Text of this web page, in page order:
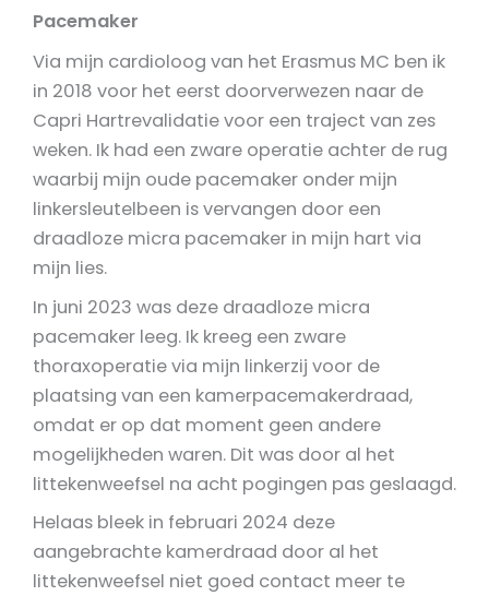
Pacemaker
Via mijn cardioloog van het Erasmus MC ben ik
in 2018 voor het eerst doorverwezen naar de
Capri Hartrevalidatie voor een traject van zes
weken. Ik had een zware operatie achter de rug
waarbij mijn oude pacemaker onder mijn
linkersleutelbeen is vervangen door een
draadloze micra pacemaker in mijn hart via
mijn lies.
In juni 2023 was deze draadloze micra
pacemaker leeg. Ik kreeg een zware
thoraxoperatie via mijn linkerzij voor de
plaatsing van een kamerpacemakerdraad,
omdat er op dat moment geen andere
mogelijkheden waren. Dit was door al het
littekenweefsel na acht pogingen pas geslaagd.
Helaas bleek in februari 2024 deze
aangebrachte kamerdraad door al het
littekenweefsel niet goed contact meer te